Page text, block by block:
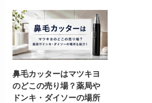
鼻毛カッターはマツキヨ
のどこの売り場？薬局や
ドンキ・ダイソーの場所